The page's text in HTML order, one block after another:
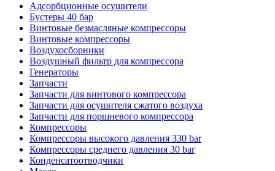
Адсорбционные осушители
Бустеры 40 бар
Винтовые безмасляные компрессоры
Винтовые компрессоры
Воздухосборники
Воздушный фильтр для компрессора
Генераторы
Запчасти
Запчасти для винтового компрессора
Запчасти для осушителя сжатого воздуха
Запчасти для поршневого компрессора
Компрессоры
Компрессоры высокого давления 330 bar
Компрессоры среднего давления 30 bar
Конденсатоотводчики